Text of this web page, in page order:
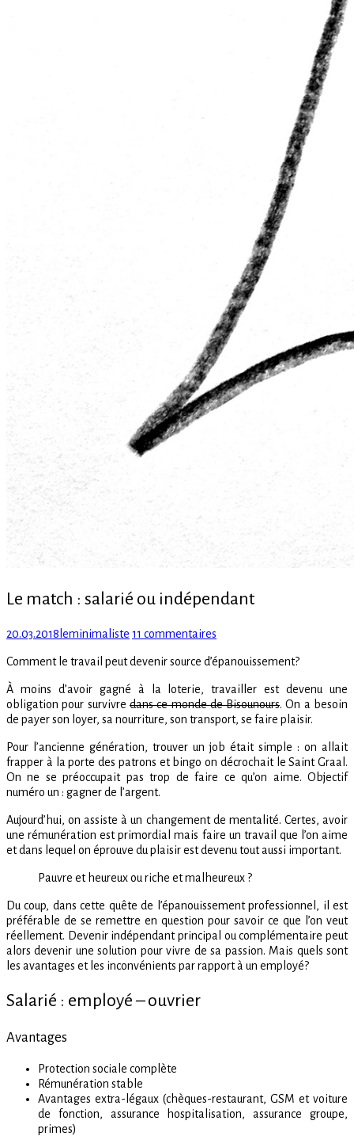
Le match : salarié ou indépendant
Posted
20.03.2018 Author
leminimaliste 11 commentaires
match
salarié
ou
indépendant
Comment le travail peut devenir source d’épanouissement?
À moins d’avoir gagné à la loterie, travailler est devenu une
obligation pour survivre dans ce monde de Bisounours. On a besoin
de payer son loyer, sa nourriture, son transport, se faire plaisir.
Pour l’ancienne génération, trouver un job était simple : on allait
frapper à la porte des patrons et bingo on décrochait le Saint Graal.
On ne se préoccupait pas trop de faire ce qu’on aime. Objectif
numéro un : gagner de l’argent.
Aujourd’hui, on assiste à un changement de mentalité. Certes, avoir
une rémunération est primordial mais faire un travail que l’on aime
et dans lequel on éprouve du plaisir est devenu tout aussi important.
Pauvre et heureux ou riche et malheureux ?
Du coup, dans cette quête de l’épanouissement professionnel, il est
préférable de se remettre en question pour savoir ce que l’on veut
réellement. Devenir indépendant principal ou complémentaire peut
alors devenir une solution pour vivre de sa passion. Mais quels sont
les avantages et les inconvénients par rapport à un employé?
Salarié : employé – ouvrier
Avantages
Protection sociale complète
Rémunération stable
Avantages extra-légaux (chèques-restaurant, GSM et voiture
de fonction, assurance hospitalisation, assurance groupe,
primes)